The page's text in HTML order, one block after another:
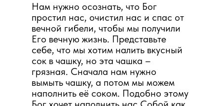
Нам нужно осознать, что Бог
простил нас, очистил нас и спас от
вечной гибели, чтобы мы получили
Его вечную жизнь. Представьте
себе, что мы хотим налить вкусный
сок в чашку, но эта чашка –
грязная. Сначала нам нужно
вымыть чашку, а потом мы можем
наполнить её соком. Подобно этому